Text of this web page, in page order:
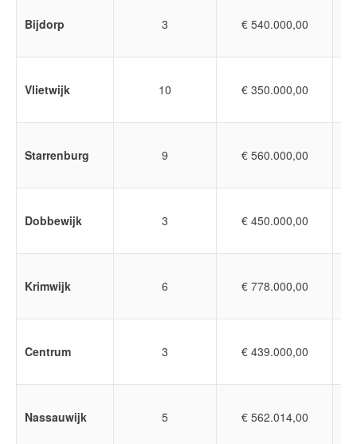
Bijdorp 3 € 540.000,00
Vlietwijk 10 € 350.000,00
Starrenburg 9 € 560.000,00
Dobbewijk 3 € 450.000,00
Krimwijk 6 € 778.000,00
Centrum 3 € 439.000,00
Nassauwijk 5 € 562.014,00